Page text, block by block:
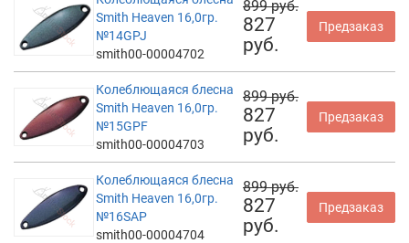
Smith Heaven 16,0гр.
№14GPJ
smith00-00004702
899 руб.
827
руб.
Предзаказ
Колеблющаяся блесна
Smith Heaven 16,0гр.
№15GPF
smith00-00004703
899 руб.
827
руб.
Предзаказ
Колеблющаяся блесна
Smith Heaven 16,0гр.
№16SAP
smith00-00004704
899 руб.
827
руб.
Предзаказ